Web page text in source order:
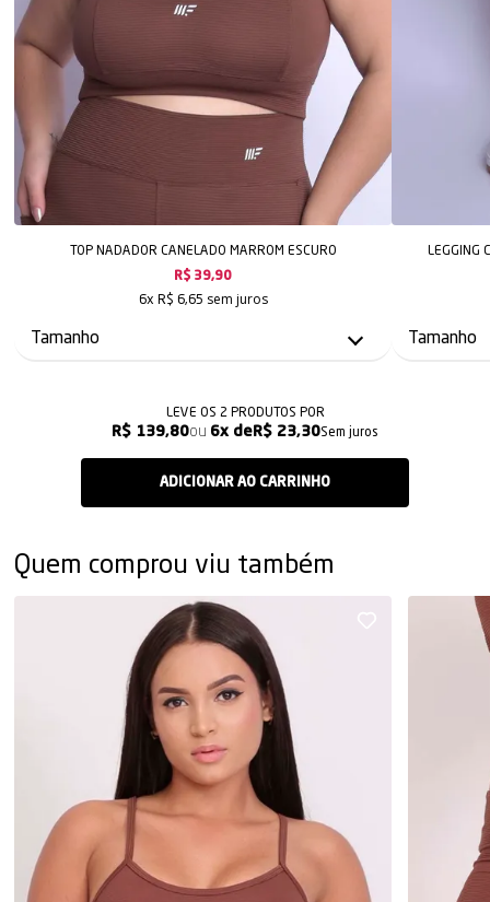
TOP NADADOR CANELADO MARROM ESCURO
R$ 39,90
6x R$ 6,65 sem juros
LEGGING
LEVE OS 2 PRODUTOS
R$ 139,80 6x R$ 23,30Sem juros
Quem comprou viu também